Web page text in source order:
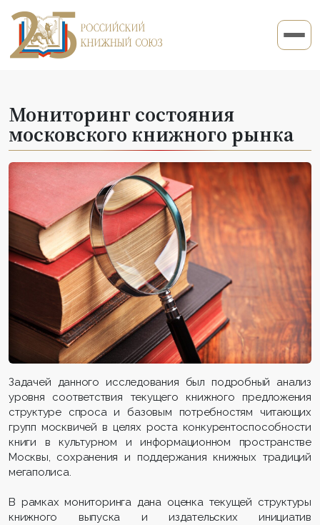
Мониторинг состояния
московского книжного рынка
Задачей данного исследования был подробный анализ
уровня соответствия текущего книжного предложения
структуре спроса и базовым потребностям читающих
групп москвичей в целях роста конкурентоспособности
книги в культурном и информационном пространстве
Москвы, сохранения и поддержания книжных традиций
мегаполиса.
В рамках мониторинга дана оценка текущей структуры
книжного выпуска и издательских инициатив